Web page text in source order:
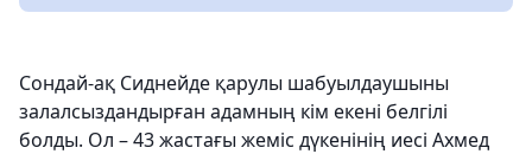
Сондай-ақ Сиднейде қарулы шабуылдаушыны
залалсыздандырған адамның кім екені белгілі
болды. Ол – 43 жастағы жеміс дүкенінің иесі Ахмед